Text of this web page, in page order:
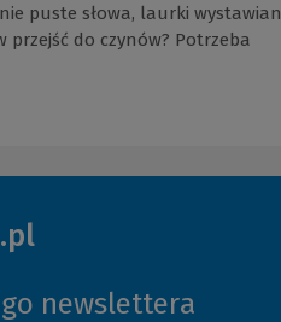
puste słowa, laurki
przejść do czynów? Potrzeba
newslettera